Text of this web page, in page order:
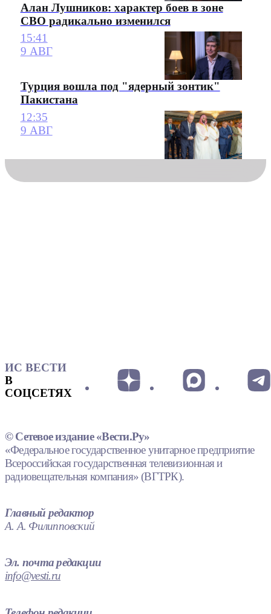
Алан Лушников: характер боев в зоне
СВО радикально изменился
15:41
9 АВГ
Турция вошла под "ядерный зонтик"
Пакистана
12:35
9 АВГ
ИС ВЕСТИ
В
СОЦСЕТЯХ
© Сетевое издание «Вести.Ру»
«Федеральное государственное унитарное предприятие
Всероссийская государственная телевизионная и
радиовещательная компания» (ВГТРК).
Главный редактор
А. А. Филипповский
Эл. почта редакции
info@vesti.ru